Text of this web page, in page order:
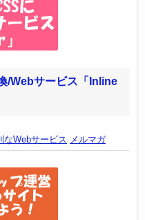
/Webサービス「Inline
なWebサービス メルマガ